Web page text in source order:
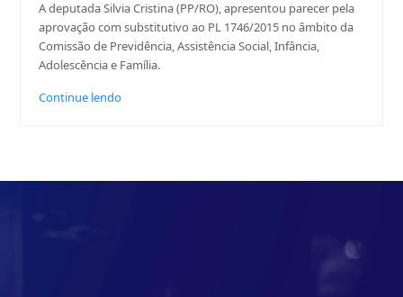
A deputada Silvia Cristina (PP/RO), apresentou parecer pela
aprovação com substitutivo ao PL 1746/2015 no âmbito da
Comissão de Previdência, Assistência Social, Infância,
Adolescência e Família.
Continue lendo